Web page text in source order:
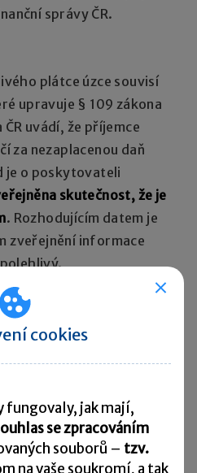
správy ČR.
plátce úzce souvisí
upravuje § 109 zákona
ČR uvádí, že příjemce
za nezaplacenou daň
je o poskytovateli
skutečnost, že je
. Rozhodujícím datem je
zveřejnění informace
za nespolehlivého
semožnost uhradit DPH
za daň, je celá řada.
z nich.Za daň se ručí
kdy příjemce
cookies
fungovaly, jak mají,
se zpracováním
souborů – tzv.
na vaše soukromí, a tak